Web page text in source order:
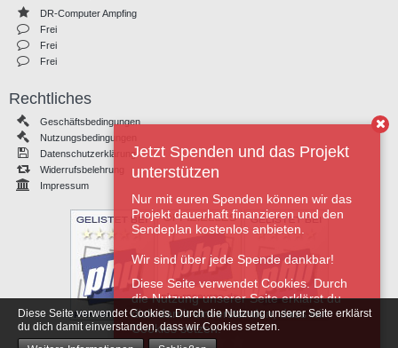
DR-Computer Ampfing
Frei
Frei
Frei
Rechtliches
Geschäftsbedingungen
Nutzungsbedingungen
Datenschutzerklärung
Widerrufsbelehrung
Impressum
Jetzt Spenden und das Projekt
unterstützen
Nur mit euren Spenden können wir das
Projekt dauerhaft finanzieren und den
Sendeplan kostenlos anbieten.
Wir sind über jede Spende dankbar!
Diese Seite verwendet Cookies. Durch
die Nutzung unserer Seite erklärst du
dich damit einverstanden, dass wir
Cookies setzen.
Diese Seite verwendet Cookies. Durch die Nutzung unserer Seite erklärst
du dich damit einverstanden, dass wir Cookies setzen.